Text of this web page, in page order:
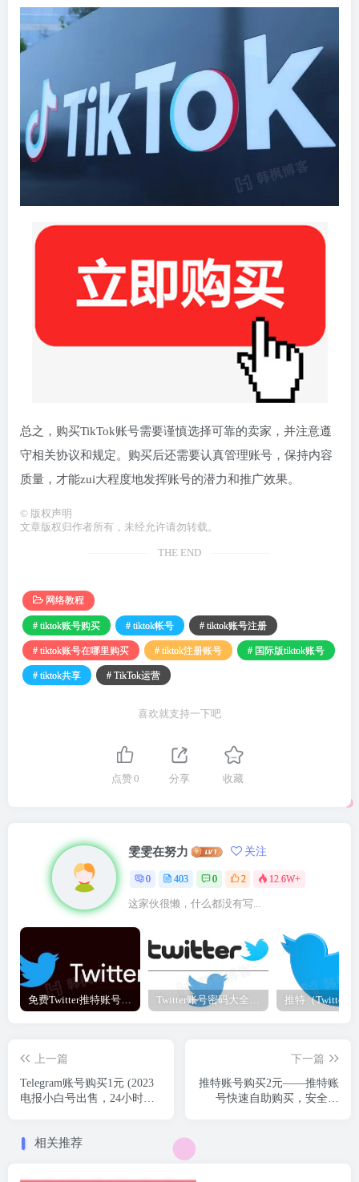
总之，购买TikTok账号需要谨慎选择可靠的卖家，并注意遵
守相关协议和规定。购买后还需要认真管理账号，保持内容
质量，才能zui大程度地发挥账号的潜力和推广效果。
© 版权声明
文章版权归作者所有，未经允许请勿转载。
THE END
网络教程
# tiktok账号购买 # tiktok帐号 # tiktok账号注册
# tiktok账号在哪里购买 # tiktok注册账号 # 国际版tiktok账号
# tiktok共享 # TikTok运营
喜欢就支持一下吧
点赞0 分享 收藏
雯雯在努力 关注
0 403 0 2 12.6W+
这家伙很懒，什么都没有写...
免费Twitter推特账号密码大全 Twitter账号密码大全（免费推特账号分享——亲测可用）
上一篇
Telegram账号购买1元 (2023
电报小白号出售，24小时自
下一篇
推特账号购买2元——推特账
号快速自助购买，安全可
相关推荐